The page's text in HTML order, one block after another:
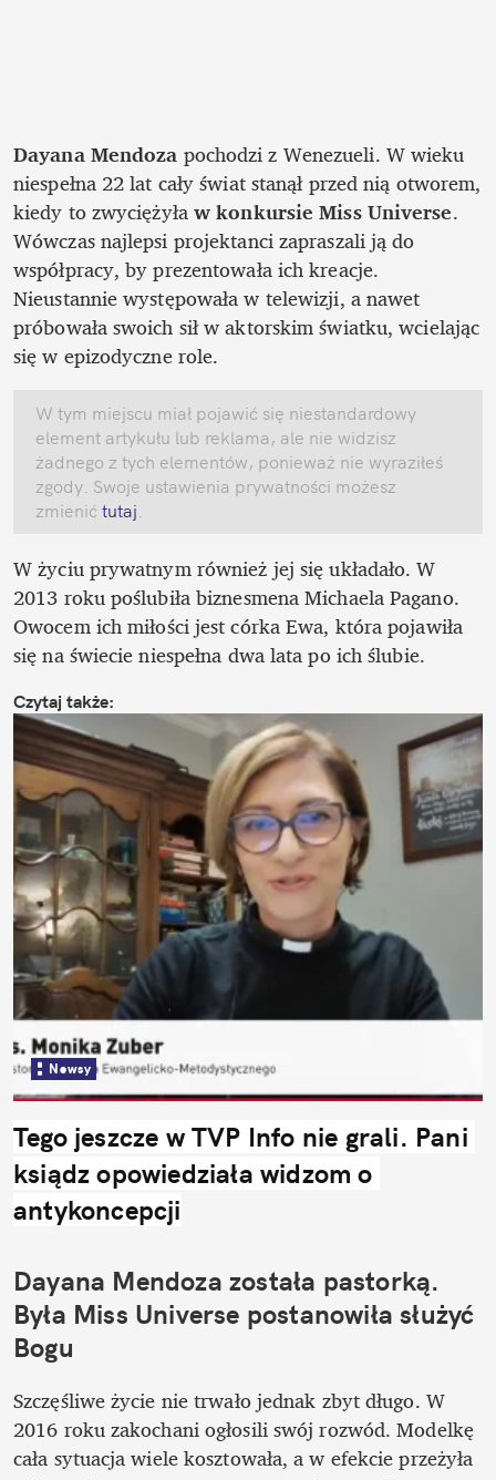
Dayana Mendoza pochodzi z Wenezueli. W wieku
niespełna 22 lat cały świat stanął przed nią otworem,
kiedy to zwyciężyła w konkursie Miss Universe.
Wówczas najlepsi projektanci zapraszali ją do
współpracy, by prezentowała ich kreacje.
Nieustannie występowała w telewizji, a nawet
próbowała swoich sił w aktorskim światku, wcielając
się w epizodyczne role.
W tym miejscu miał pojawić się niestandardowy
element artykułu lub reklama, ale nie widzisz
żadnego z tych elementów, ponieważ nie wyraziłeś
zgody. Swoje ustawienia prywatności możesz
zmienić tutaj
W życiu prywatnym również jej się układało. W
2013 roku poślubiła biznesmena Michaela Pagano.
Owocem ich miłości jest córka Ewa, która pojawiła
się na świecie niespełna dwa lata po ich ślubie.
Czytaj także:
Newsy
Tego jeszcze w TVP Info nie grali. Pani
ksiądz opowiedziała widzom o
antykoncepcji
Dayana Mendoza została pastorką.
Była Miss Universe postanowiła służyć
Bogu
Szczęśliwe życie nie trwało jednak zbyt długo. W
2016 roku zakochani ogłosili swój rozwód. Modelkę
cała sytuacja wiele kosztowała, a w efekcie przeżyła